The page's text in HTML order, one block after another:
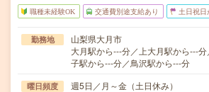
職種未経験OK 交通費別途支給あり 土日祝日
勤務地
山梨県大月市
大月駅から---分／上大月駅から---
子駅から---分／鳥沢駅から---分
曜日頻度 週5日／月～金（土日休み）